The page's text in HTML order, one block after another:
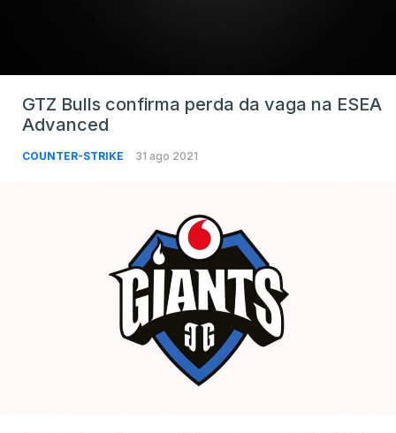
GTZ Bulls confirma perda da vaga na ESEA
Advanced
COUNTER-STRIKE 31 ago 2021